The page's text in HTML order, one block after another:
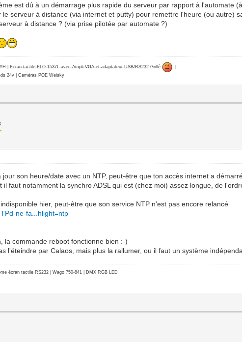
est dû à un démarrage plus rapide du serveur par rapport à l'automate
serveur à distance (via internet et putty) pour remettre l'heure (ou autre)
à distance ? (via prise pilotée par automate ?)
|Ecran tactile ELO 1537L avec Ampli VGA et adaptateur USB/RS232Grillé
24v | Caméras POE Weisky
son heure/date avec un NTP, peut-être que ton accès internet a
faut notamment la synchro ADSL qui est (chez moi) assez longue, de
hier, peut-être que son service NTP n'est pas encore relancé
ne-fa...hlight=ntp
la commande reboot fonctionne bien :-)
l'éteindre par Calaos, mais plus la rallumer, ou il faut un système
écran tactile RS232 | Wago 750-841 | DMX RGB LED